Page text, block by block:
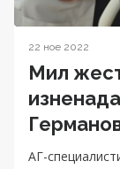
22 ное 2022
Мил
АГ-